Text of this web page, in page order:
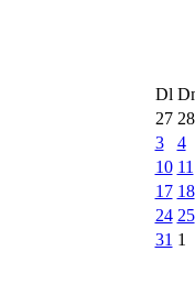
Dl
27 28
3
4
10 11
17 18
24 25
31 1